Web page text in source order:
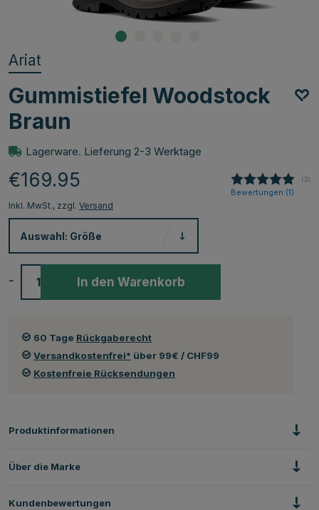
Ariat
Gummistiefel Woodstock
Braun
Lagerware. Lieferung 2-3 Werktage
€169.95 (2)
Bewertungen (1)
Inkl. MwSt., zzgl. Versand
Auswahl: Größe
- In den Warenkorb
60 Tage Rückgaberecht
Versandkostenfrei* über 99€ / CHF99
Kostenfreie Rücksendungen
Produktinformationen
Über die Marke
Kundenbewertungen